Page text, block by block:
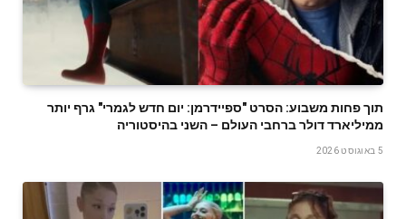
תוך פחות משבוע: הסרט "ספיידרמן: יום חדש לגמרי" גרף יותר
ממיליארד דולר ברחבי העולם – השני בהיסטוריה
5 באוגוסט 2026